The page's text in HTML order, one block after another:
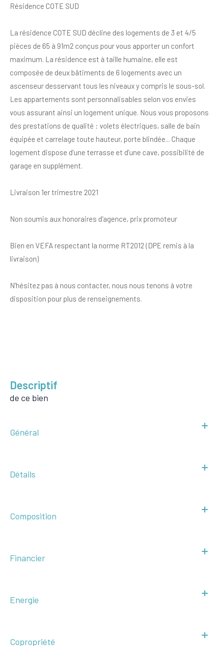
Résidence COTE SUD
La résidence COTE SUD décline des logements de 3 et 4/5
pièces de 65 à 91m2 conçus pour vous apporter un confort
maximum. La résidence est à taille humaine, elle est
composée de deux bâtiments de 6 logements avec un
ascenseur desservant tous les niveaux y compris le sous-sol.
Les appartements sont personnalisables selon vos envies
vous assurant ainsi un logement unique. Nous vous proposons
des prestations de qualité : volets électriques, salle de bain
équipée et carrelage toute hauteur, porte blindée... Chaque
logement dispose d’une terrasse et d’une cave, possibilité de
garage en supplément.
Livraison 1er trimestre 2021
Non soumis aux honoraires d'agence, prix promoteur
Bien en VEFA respectant la norme RT2012 (DPE remis à la
livraison)
N’hésitez pas à nous contacter, nous nous tenons à votre
disposition pour plus de renseignements.
descriptif
de ce bien
Général
Détails
Composition
Financier
Energie
Copropriété